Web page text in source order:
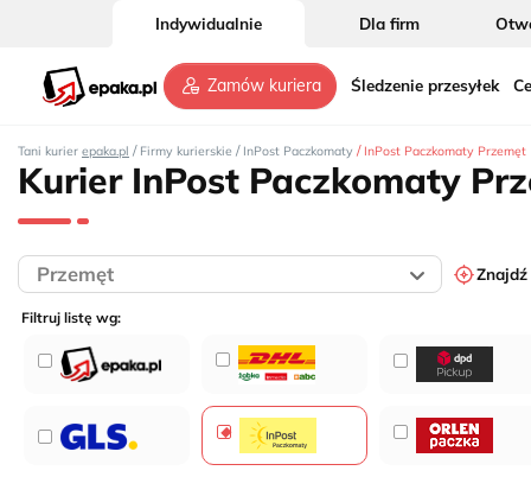
Indywidualnie Dla firm
Zamów kuriera Śledzenie przesyłek
Tani kurier epaka.pl / Firmy kurierskie / InPost Paczkomaty / InPost Paczkomaty Przemęt
Kurier InPost Paczkomaty
Filtruj listę wg: